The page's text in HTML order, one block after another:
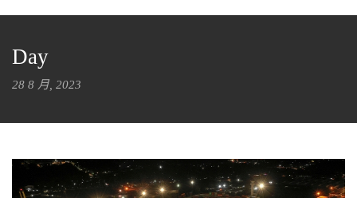
Day
28 8 月, 2023